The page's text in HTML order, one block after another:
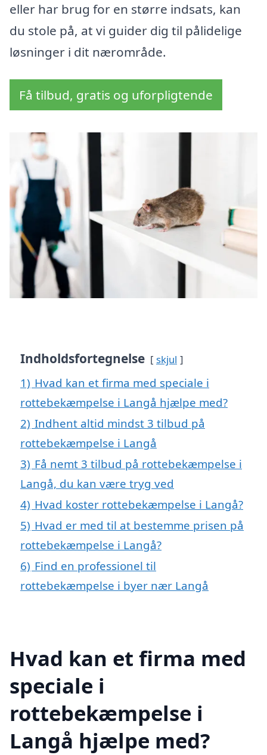
eller har brug for en større indsats, kan
du stole på, at vi guider dig til pålidelige
løsninger i dit nærområde.
Få tilbud, gratis og uforpligtende
Indholdsfortegnelse skjul
1) Hvad kan et firma med speciale i
rottebekæmpelse i Langå hjælpe med?
2) Indhent altid mindst 3 tilbud på
rottebekæmpelse i Langå
3) Få nemt 3 tilbud på rottebekæmpelse i
Langå, du kan være tryg ved
4) Hvad koster rottebekæmpelse i Langå?
5) Hvad er med til at bestemme prisen på
rottebekæmpelse i Langå?
6) Find en professionel til
rottebekæmpelse i byer nær Langå
Hvad kan et firma med
speciale i
rottebekæmpelse i
Langå hjælpe med?